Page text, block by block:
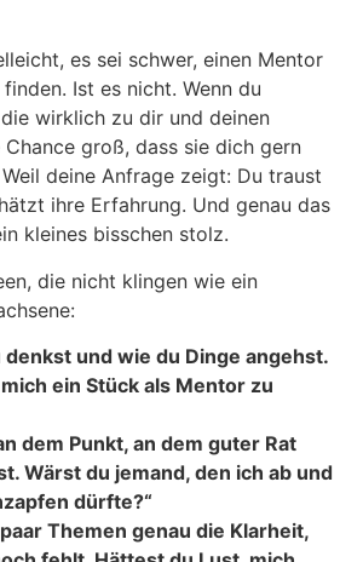
es sei schwer, einen Mentor
Ist es nicht. Wenn du
wirklich zu dir und deinen
groß, dass sie dich gern
deine Anfrage zeigt: Du traust
ihre Erfahrung. Und genau das
kleines bisschen stolz.
die nicht klingen wie ein
denkst und wie du Dinge angehst.
ein Stück als Mentor zu
dem Punkt, an dem guter Rat
Wärst du jemand, den ich ab und
dürfte?“
Themen genau die Klarheit,